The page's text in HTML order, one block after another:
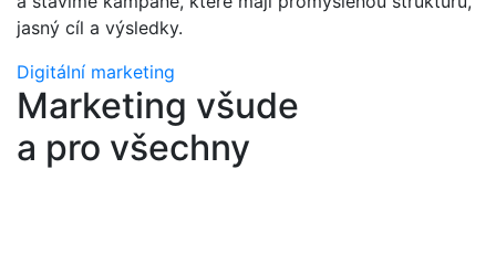
jasný cíl a výsledky.
Digitální marketing
Marketing všude
a pro všechny